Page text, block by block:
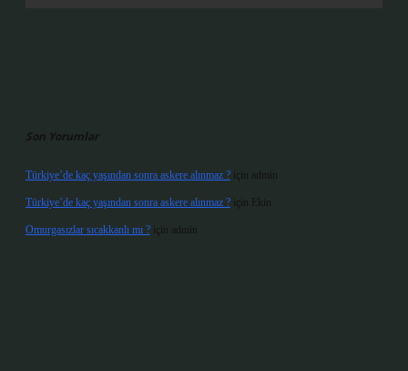
Son Yorumlar
Türkiye’de kaç yaşından sonra askere alınmaz ? için admin
Türkiye’de kaç yaşından sonra askere alınmaz ? için Ekin
Omurgasızlar sıcakkanlı mı ? için admin